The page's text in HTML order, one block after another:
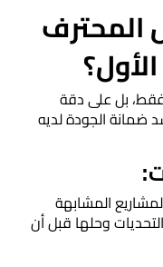
المحترف
فقط، بل على دقة
ضمانة الجودة لديه
المشابهة
وحلها قبل أن